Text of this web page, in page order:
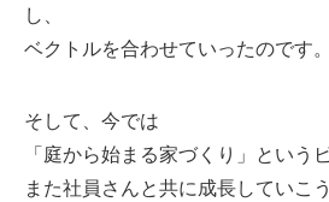
し、
ベクトルを合わせていったのです。
そして、今では
「庭から始まる家づくり」という
また社員さんと共に成長していこ